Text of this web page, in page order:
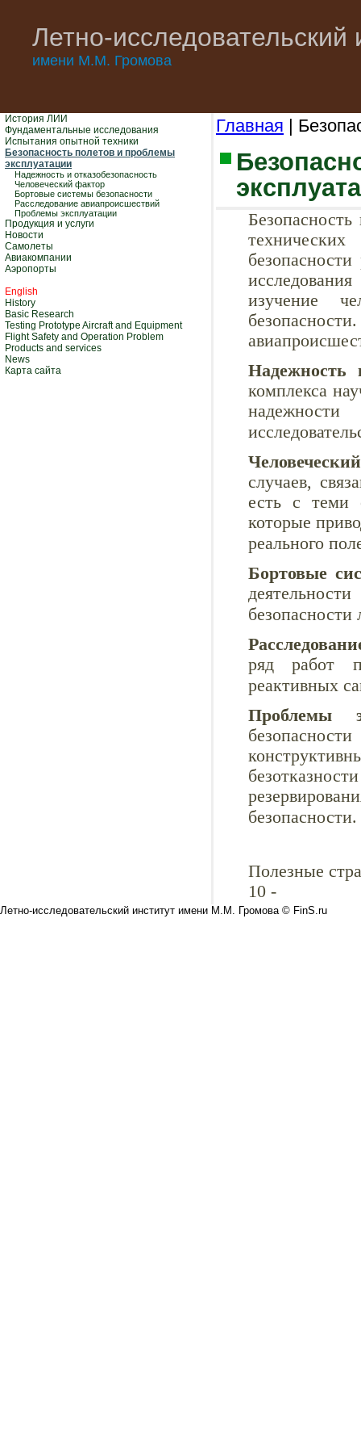
Летно-исследовательский
имени М.М. Громова
История ЛИИ
Фундаментальные исследования
Испытания опытной техники
Безопасность полетов и проблемы
эксплуатации
Надежность и отказобезопасность
Человеческий фактор
Бортовые системы безопасности
Расследование авиапроисшествий
Проблемы эксплуатации
Продукция и услуги
Новости
Самолеты
Авиакомпании
Аэропорты
English
History
Basic Research
Testing Prototype Aircraft and Equipment
Flight Safety and Operation Problem
Products and services
News
Карта сайта
Главная |
изучение
Надежность
комплекса
случаев,
есть с теми
которые
реального
Бортовые
безопасности
ряд работ
реактивных
Проблемы
безопасности.
Полезные
10 -
Летно-исследовательский институт имени М.М. Громова © FinS.ru